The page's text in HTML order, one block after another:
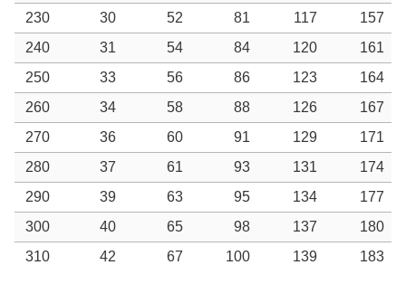
230
30 52 81 117
157
240
31 54 84 120
161
250
33 56 86 123
164
260
34 58 88 126
167
270
36 60 91 129
171
280
37 61 93 131
174
290
39 63 95 134
177
300
40 65 98 137
180
310
42 67 100 139 183